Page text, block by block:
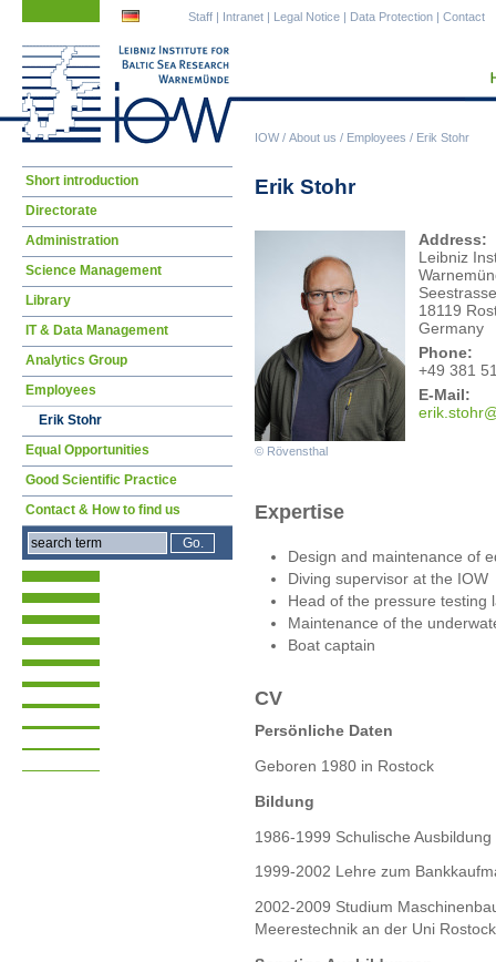
IOW/ About us / Employees / Erik Stohr
Staff | Intranet | Legal Notice | Data Protection | Contact
Erik Stohr
© Rövensthal
Address:
Leibniz
18119
Germany
Phone:
+49 381
E-Mail:
erik
Expertise
Design and maintenance of
Diving supervisor at the IOW
Head of the pressure testing
Maintenance of the
Boat captain
CV
Persönliche Daten
Geboren 1980 in Rostock
Bildung
1986-1999 Schulische
1999-2002 Lehre zum
2002-2009 Studium
Meerestechnik an der Uni Rostock
Skip
Short introduction
Directorate
Administration
Science Management
Library
IT & Data Management
Analytics Group
Employees
Erik Stohr
Equal Opportunities
Good Scientific Practice
Contact & How to find us